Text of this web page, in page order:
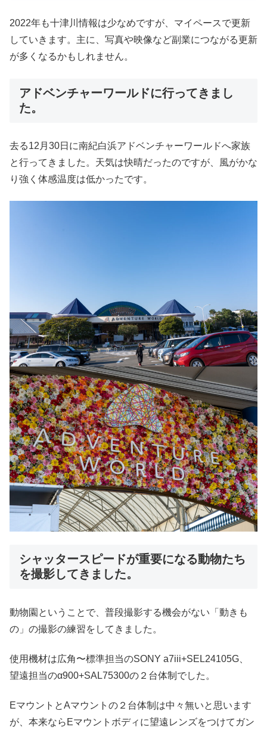
2022年も十津川情報は少なめですが、マイペースで更新
していきます。主に、写真や映像など副業につながる更新
が多くなるかもしれません。
アドベンチャーワールドに行ってきまし
た。
去る12月30日に南紀白浜アドベンチャーワールドへ家族
と行ってきました。天気は快晴だったのですが、風がかな
り強く体感温度は低かったです。
シャッタースピードが重要になる動物たち
を撮影してきました。
動物園ということで、普段撮影する機会がない「動きも
の」の撮影の練習をしてきました。
使用機材は広角〜標準担当のSONY a7iii+SEL24105G、
望遠担当のα900+SAL75300の２台体制でした。
EマウントとAマウントの２台体制は中々無いと思います
が、本来ならEマウントボディに望遠レンズをつけてガン